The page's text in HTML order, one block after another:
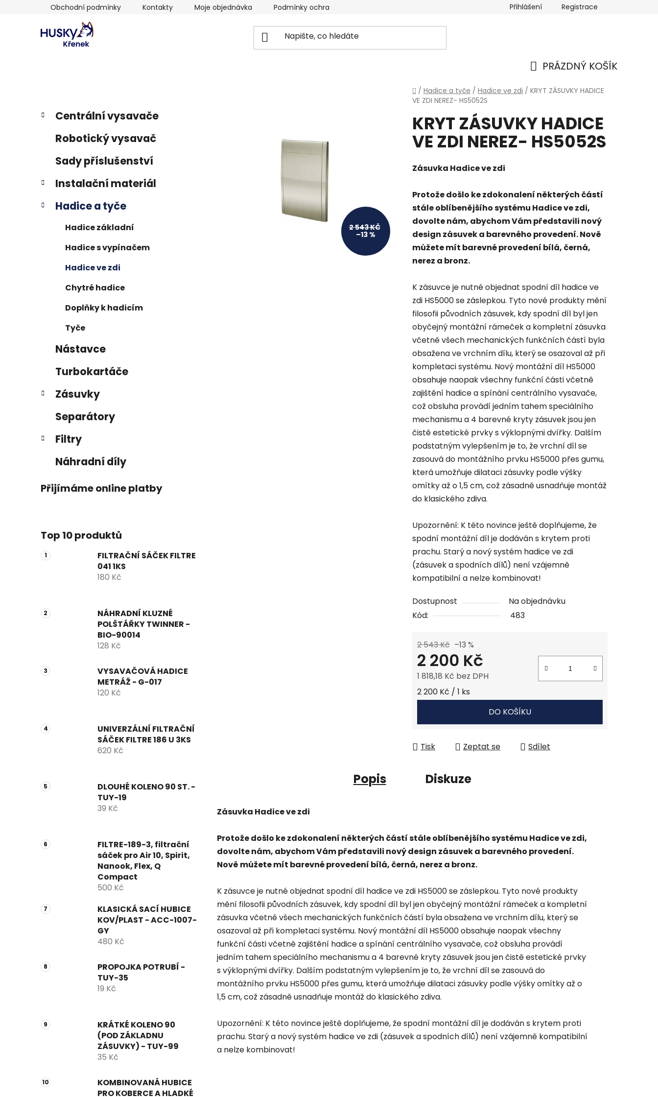
Obchodní podmínky Kontakty Moje objednávka Podmínky ochrany osobních údajů Přihlášení Registrace
PRÁZDNÝ KOŠÍK
Domů
/ Hadice a tyče / Hadice ve zdi / KRYT ZÁSUVKY HADICE
VE ZDI NEREZ- HS5052S
P
n
n
í
Přeskočit
kategorie
K
a
i
Centrální vysavače
Robotický vysavač
Sady příslušenství
Instalační materiál
Hadice a tyče
Hadice základní
Hadice s vypínačem
Hadice ve zdi
Chytré hadice
Doplňky k hadicím
Tyče
Nástavce
Turbokartáče
Zásuvky
Separátory
Filtry
Náhradní díly
Přijímáme online platby
Top 10 produktů
FILTRAČNÍ SÁČEK FILTRE
041 1KS
180 Kč
NÁHRADNÍ KLUZNÉ
POLŠTÁŘKY TWINNER -
BIO-90014
128 Kč
VYSAVAČOVÁ HADICE
METRÁŽ - G-017
120 Kč
UNIVERZÁLNÍ FILTRAČNÍ
SÁČEK FILTRE 186 U 3KS
620 Kč
DLOUHÉ KOLENO 90 ST. -
TUY-19
39 Kč
FILTRE-189-3, filtrační
sáček pro Air 10, Spirit,
Nanook, Flex, Q
Compact
500 Kč
KLASICKÁ SACÍ HUBICE
KOV/PLAST - ACC-1007-
GY
480 Kč
PROPOJKA POTRUBÍ -
TUY-35
19 Kč
KRÁTKÉ KOLENO 90
(POD ZÁKLADNU
ZÁSUVKY) - TUY-99
35 Kč
KOMBINOVANÁ HUBICE
PRO KOBERCE A HLADKÉ
KRYT ZÁSUVKY HADICE
VE ZDI NEREZ- HS5052S
Zásuvka Hadice ve zdi
Protože došlo ke zdokonalení některých částí
stále oblíbenějšího systému Hadice ve zdi,
dovolte nám, abychom Vám představili nový
design zásuvek a barevného provedení. Nově
můžete mít barevné provedení bílá, černá,
nerez a bronz.
K zásuvce je nutné objednat spodní díl hadice ve
zdi HS5000 se záslepkou. Tyto nové produkty mění
filosofii původních zásuvek, kdy spodní díl byl jen
obyčejný montážní rámeček a kompletní zásuvka
včetně všech mechanických funkčních částí byla
obsažena ve vrchním dílu, který se osazoval až při
kompletaci systému. Nový montážní díl HS5000
obsahuje naopak všechny funkční části včetně
zajištění hadice a spínání centrálního vysavače,
což obsluha provádí jedním tahem speciálního
mechanismu a 4 barevné kryty zásuvek jsou jen
čistě estetické prvky s výklopnými dvířky. Dalším
podstatným vylepšením je to, že vrchní díl se
zasouvá do montážního prvku HS5000 přes gumu,
která umožňuje dilataci zásuvky podle výšky
omítky až o 1,5 cm, což zásadně usnadňuje montáž
do klasického zdiva.
Upozornění: K této novince ještě doplňujeme, že
spodní montážní díl je dodáván s krytem proti
prachu. Starý a nový systém hadice ve zdi
(zásuvek a spodních dílů) není vzájemně
kompatibilní a nelze kombinovat!
Dostupnost
Na objednávku
Kód:
483
2 543 Kč –13 %
2 200 Kč
1 818,18 Kč bez DPH
Měrná cena:
2 200 Kč / 1 ks
DO KOŠÍKU
Tisk Zeptat se Sdílet
2 543 KČ
–13 %
Popis Diskuze
Zásuvka Hadice ve zdi
Protože došlo ke zdokonalení některých částí stále oblíbenějšího systému Hadice ve zdi,
dovolte nám, abychom Vám představili nový design zásuvek a barevného provedení.
Nově můžete mít barevné provedení bílá, černá, nerez a bronz.
K zásuvce je nutné objednat spodní díl hadice ve zdi HS5000 se záslepkou. Tyto nové produkty
mění filosofii původních zásuvek, kdy spodní díl byl jen obyčejný montážní rámeček a kompletní
zásuvka včetně všech mechanických funkčních částí byla obsažena ve vrchním dílu, který se
osazoval až při kompletaci systému. Nový montážní díl HS5000 obsahuje naopak všechny
funkční části včetně zajištění hadice a spínání centrálního vysavače, což obsluha provádí
jedním tahem speciálního mechanismu a 4 barevné kryty zásuvek jsou jen čistě estetické prvky
s výklopnými dvířky. Dalším podstatným vylepšením je to, že vrchní díl se zasouvá do
montážního prvku HS5000 přes gumu, která umožňuje dilataci zásuvky podle výšky omítky až o
1,5 cm, což zásadně usnadňuje montáž do klasického zdiva.
Upozornění: K této novince ještě doplňujeme, že spodní montážní díl je dodáván s krytem proti
prachu. Starý a nový systém hadice ve zdi (zásuvek a spodních dílů) není vzájemně kompatibilní
a nelze kombinovat!